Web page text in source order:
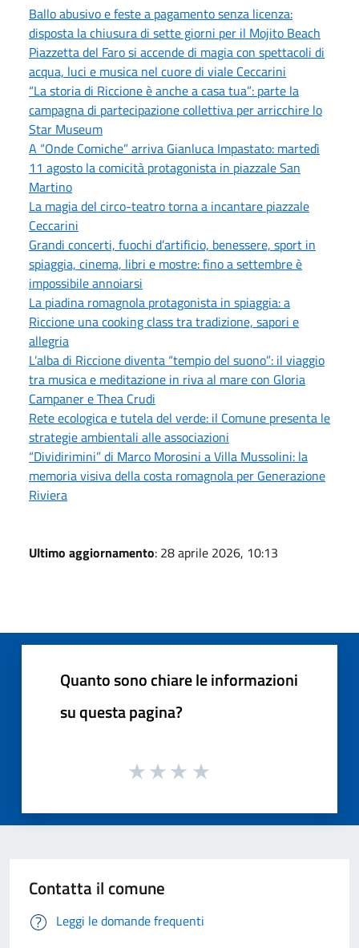
Ballo abusivo e feste a pagamento senza licenza:
disposta la chiusura di sette giorni per il Mojito Beach
Piazzetta del Faro si accende di magia con spettacoli di
acqua, luci e musica nel cuore di viale Ceccarini
“La storia di Riccione è anche a casa tua”: parte la
campagna di partecipazione collettiva per arricchire lo
Star Museum
A “Onde Comiche” arriva Gianluca Impastato: martedì
11 agosto la comicità protagonista in piazzale San
Martino
La magia del circo-teatro torna a incantare piazzale
Ceccarini
Grandi concerti, fuochi d’artificio, benessere, sport in
spiaggia, cinema, libri e mostre: fino a settembre è
impossibile annoiarsi
La piadina romagnola protagonista in spiaggia: a
Riccione una cooking class tra tradizione, sapori e
allegria
L’alba di Riccione diventa “tempio del suono”: il viaggio
tra musica e meditazione in riva al mare con Gloria
Campaner e Thea Crudi
Rete ecologica e tutela del verde: il Comune presenta le
strategie ambientali alle associazioni
“Dividirimini” di Marco Morosini a Villa Mussolini: la
memoria visiva della costa romagnola per Generazione
Riviera
Ultimo aggiornamento: 28 aprile 2026, 10:13
Quanto sono chiare le informazioni
su questa pagina?
Contatta il comune
Leggi le domande frequenti